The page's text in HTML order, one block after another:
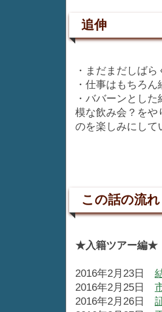
追伸
・まだまだしばら
・仕事はもちろん
・ババーンとし
模な飲み会？をや
のを楽しみにして
この話の流れ
★入籍ツアー編★
2016年2月23日
2016年2月25日
2016年2月26日